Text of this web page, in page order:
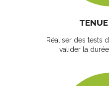
TENUE
Réaliser des tests
valider la